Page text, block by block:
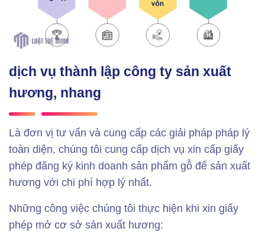
dịch vụ thành lập công ty sản xuất
hương, nhang
Là đơn vị tư vấn và cung cấp các giải pháp pháp lý
toàn diện, chúng tôi cung cấp dịch vụ xin cấp giấy
phép đăng ký kinh doanh sản phẩm gỗ để sản xuất
hương với chi phí hợp lý nhất.
Những công việc chúng tôi thực hiện khi xin giấy
phép mở cơ sở sản xuất hương: